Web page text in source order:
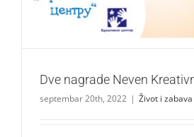
Dve nagrade Neven
septembar 20th, 2022 | Život i zabava